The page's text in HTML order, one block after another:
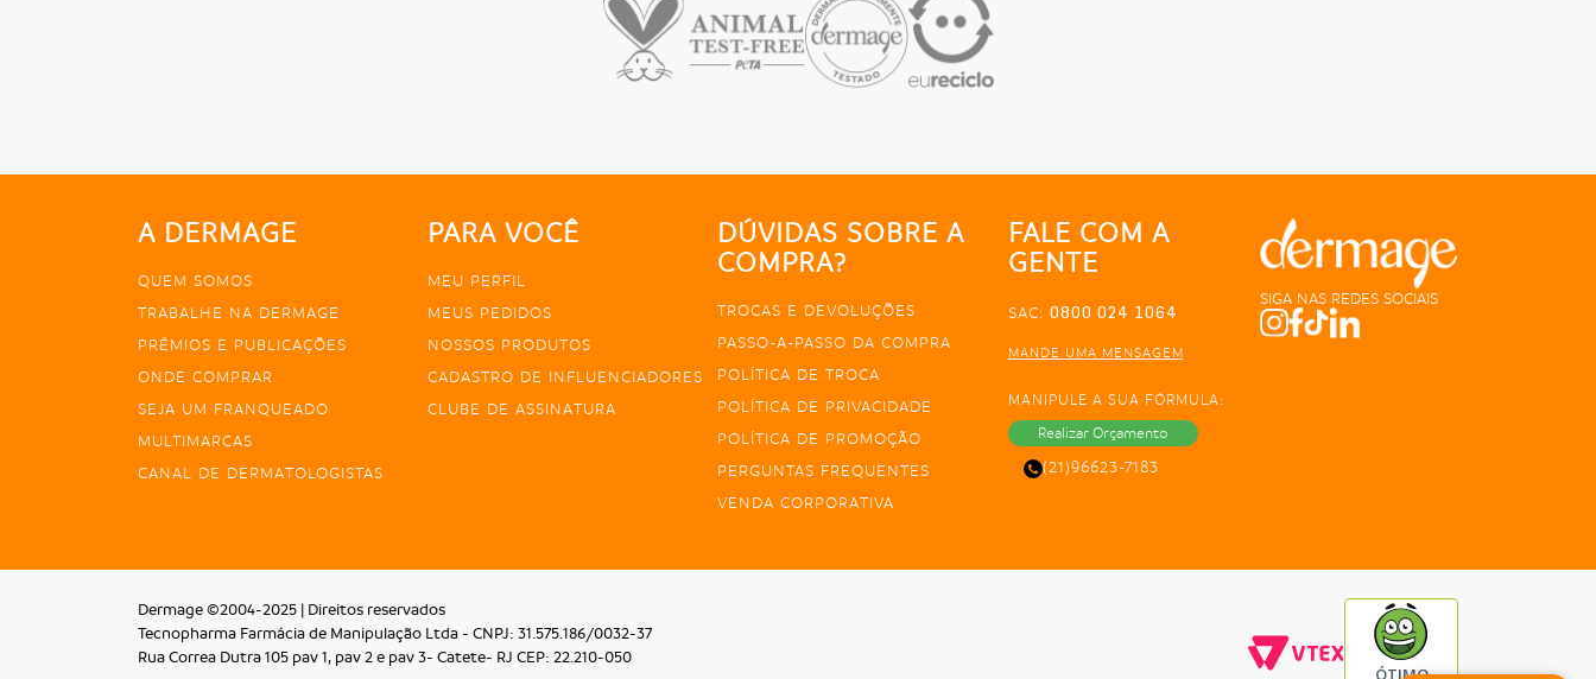
A DERMAGE
QUEM SOMOS
TRABALHE NA DERMAGE
PRÊMIOS E PUBLICAÇÕES
ONDE COMPRAR
SEJA UM FRANQUEADO
MULTIMARCAS
CANAL DE DERMATOLOGISTAS
PARA VOCÊ
MEU PERFIL
MEUS PEDIDOS
NOSSOS PRODUTOS
CADASTRO DE INFLUENCIADORES
CLUBE DE ASSINATURA
DÚVIDAS SOBRE A
COMPRA?
TROCAS E DEVOLUÇÕES
PASSO-A-PASSO DA COMPRA
POLÍTICA DE TROCA
POLÍTICA DE PRIVACIDADE
POLÍTICA DE PROMOÇÃO
PERGUNTAS FREQUENTES
VENDA CORPORATIVA
FALE COM A
GENTE
SAC: 0800 024 1064
MANDE UMA MENSAGEM
MANIPULE A SUA FÓRMULA:
Realizar Orçamento
(21)96623-7183
SIGA NAS REDES SOCIAIS
Dermage ©2004-2025 | Direitos reservados
Tecnopharma Farmácia de Manipulação Ltda - CNPJ: 31.575.186/0032-37
Rua Correa Dutra 105 pav 1, pav 2 e pav 3- Catete- RJ CEP: 22.210-050
ÓTIMO